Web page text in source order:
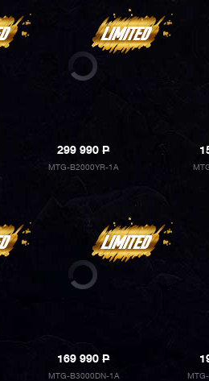
299 990P
MTG-B2000YR-1A
169 990P
MTG-B3000DN-1A